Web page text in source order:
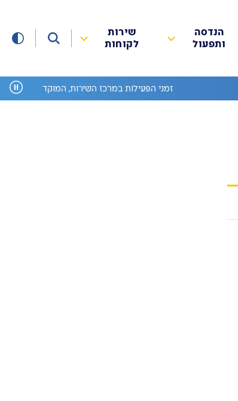
הנדסה
ותפעול
שירות
לקוחות
זמני הפעילות במרכז השירות, המוקד הטלפוני